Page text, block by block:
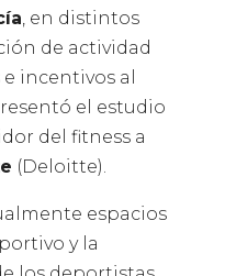
, en distintos
de actividad
incentivos al
el estudio
del fitness a
(Deloitte).
espacios
y la